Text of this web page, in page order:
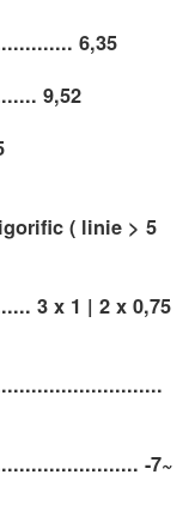
6,35
9,52
( linie > 5
3 x 1 | 2 x 0,75
-7~